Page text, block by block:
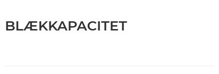
BLÆKKAPACITET